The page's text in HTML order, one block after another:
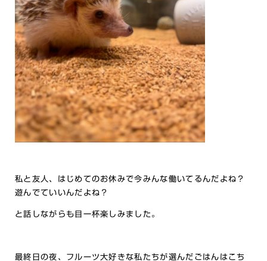
私と友人、はじめてのお休みで今みんな働いてるんだよね？
遊んでていいんだよね？
と話しながらも目一杯楽しみました。
最終日の夜、フルーツ大好きな私たちが選んだごはんはこち